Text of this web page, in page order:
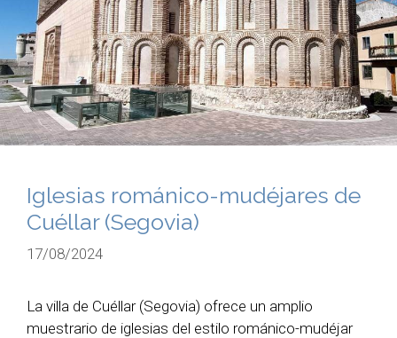
Iglesias románico-mudéjares de
Cuéllar (Segovia)
17/08/2024
La villa de Cuéllar (Segovia) ofrece un amplio
muestrario de iglesias del estilo románico-mudéjar